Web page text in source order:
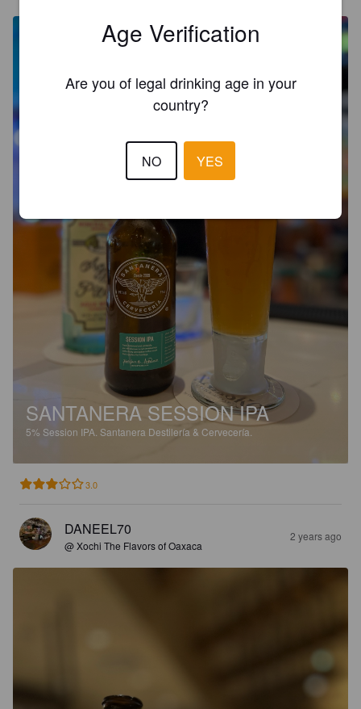
SANTANERA SESSION IPA
5% Session IPA. Santanera Destilería & Cervecería.
3.0
DANEEL70
@ Xochi The Flavors of Oaxaca
2 years ago
Age Verification
Are you of legal drinking age in your
country?
NO YES